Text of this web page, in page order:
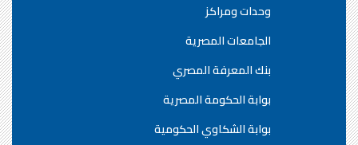
وحدات ومراكز
الجامعات المصرية
بنك المعرفة المصري
بوابة الحكومة المصرية
بوابة الشكاوي الحكومية